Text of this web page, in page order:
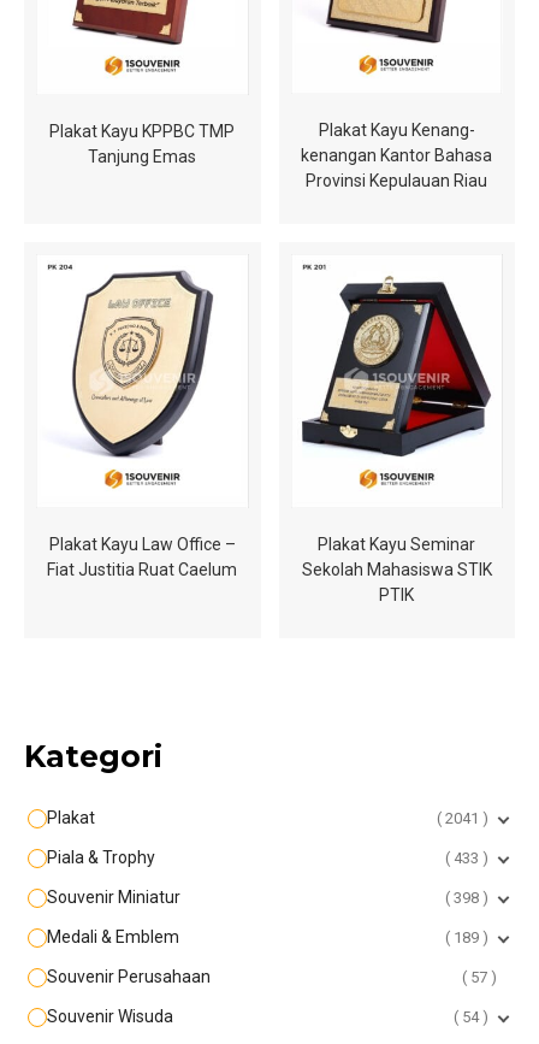
Plakat Kayu KPPBC TMP
Tanjung Emas
Plakat Kayu Kenang-
kenangan Kantor Bahasa
Provinsi Kepulauan Riau
Plakat Kayu Law Office –
Fiat Justitia Ruat Caelum
Plakat Kayu Seminar
Sekolah Mahasiswa STIK
PTIK
Kategori
Plakat 2041
Piala & Trophy 433
Souvenir Miniatur 398
Medali & Emblem 189
Souvenir Perusahaan 57
Souvenir Wisuda 54